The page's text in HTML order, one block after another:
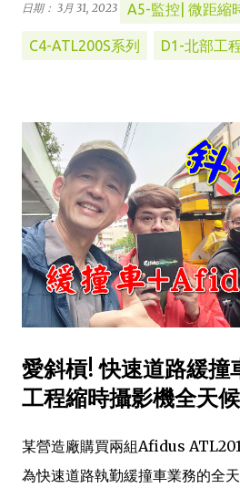
日期： 3月 31, 2023 A5-監控| 微距縮
C4-ATL200S系列 D1-北部工
愛斜槓! 快速道路緩
工程縮時攝影機全天
某營造廠購買兩組Afidus
為快速道路執勤緩撞車業務的全